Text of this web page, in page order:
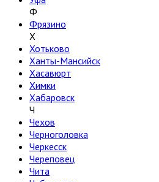
Ф
Фрязино
Х
Хотьково
Ханты-Мансийск
Хасавюрт
Химки
Хабаровск
Ч
Чехов
Черноголовка
Черкесск
Череповец
Чита